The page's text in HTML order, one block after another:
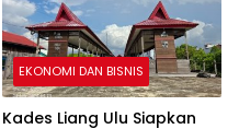
EKONOMI DAN BISNIS
Kades Liang Ulu Siapkan